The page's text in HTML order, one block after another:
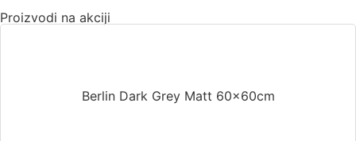
Proizvodi na akciji
Berlin Dark Grey Matt 60x60cm